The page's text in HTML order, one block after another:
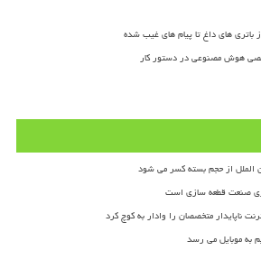
باتری های داغ تا پیام های غیب شده
هوش مصنوعی در دستور کار
الملل از حجم بسته کسر می شود
صنعت قطعه سازی است
ناپایدار متخصصان را وادار به کوچ کرد
به موبایل می رسد